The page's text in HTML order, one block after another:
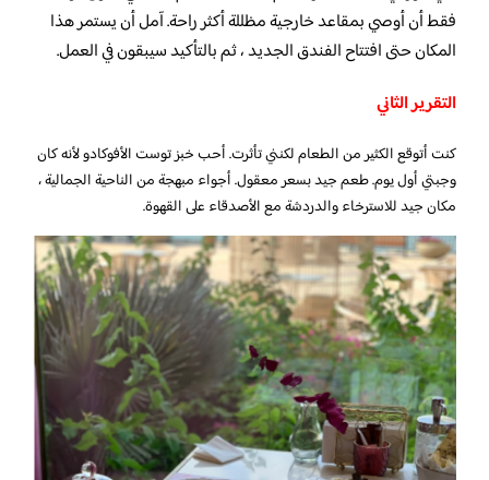
فقط أن أوصي بمقاعد خارجية مظللة أكثر راحة. آمل أن يستمر هذا
المكان حتى افتتاح الفندق الجديد ، ثم بالتأكيد سيبقون في العمل.
التقرير الثاني
كنت أتوقع الكثير من الطعام لكنني تأثرت. أحب خبز توست الأفوكادو لأنه كان
وجبتي أول يوم. طعم جيد بسعر معقول. أجواء مبهجة من الناحية الجمالية ،
مكان جيد للاسترخاء والدردشة مع الأصدقاء على القهوة.